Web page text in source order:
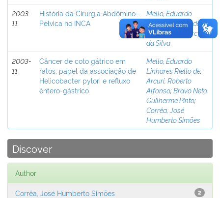
2003-
11
História da Cirurgia Abdômino-
Pélvica no INCA
Mello, Eduardo
Linhares Riello de
Guimarães, Darcy
da Silva
2003-
11
Câncer de coto gátrico em
ratos: papel da associação de
Helicobacter pylori e refluxo
êntero-gástrico
Mello, Eduardo
Linhares Riello de;
Arcuri, Roberto
Alfonso;Bravo Neto,
Guilherme Pinto;
Corrêa, José
Humberto Simões
Discover
Author
2
Corrêa, José Humberto Simões